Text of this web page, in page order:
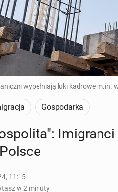
wypełniają luki kadrowe m.in.
Gospodarka
Imi­gran­ci
11:15
w 2 minuty